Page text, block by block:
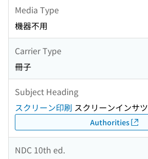
Media Type
機器不用
Carrier Type
冊子
Subject Heading
スクリーン印刷 スクリーンインサツ
Authorities
NDC 10th ed.